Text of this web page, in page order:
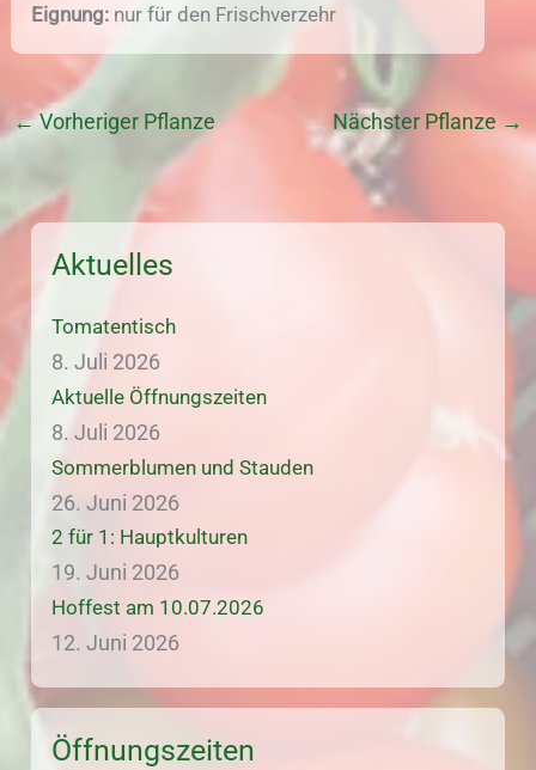
Eignung: nur für den Frischverzehr
←Vorheriger Pflanze Nächster Pflanze →
Aktuelles
Tomatentisch
8. Juli 2026
Aktuelle Öffnungszeiten
8. Juli 2026
Sommerblumen und Stauden
26. Juni 2026
2 für 1: Hauptkulturen
19. Juni 2026
Hoffest am 10.07.2026
12. Juni 2026
Öffnungszeiten